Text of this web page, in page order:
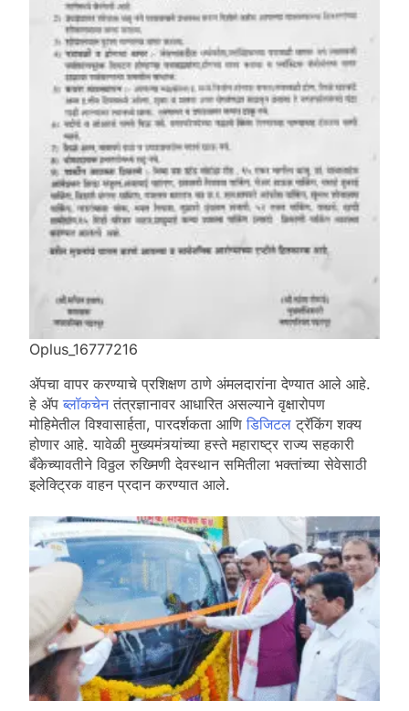
Oplus_16777216
ॲपचा वापर करण्याचे प्रशिक्षण ठाणे अंमलदारांना देण्यात आले आहे.
हे ॲपब्लॉकचेनतंत्रज्ञानावर आधारित असल्याने वृक्षारोपण
मोहिमेतील विश्वासार्हता, पारदर्शकता आणिडिजिटल ट्रॅकिंग शक्य
होणार आहे. यावेळी मुख्यमंत्र्यांच्या हस्ते महाराष्ट्र राज्य सहकारी
बँकेच्यावतीने विठ्ठल रुख्मिणी देवस्थान समितीला भक्तांच्या सेवेसाठी
इलेक्ट्रिक वाहन प्रदान करण्यात आले.